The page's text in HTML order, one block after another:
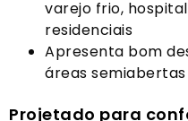
varejo frio,
residenciais
Apresenta bom
áreas
Projetado para